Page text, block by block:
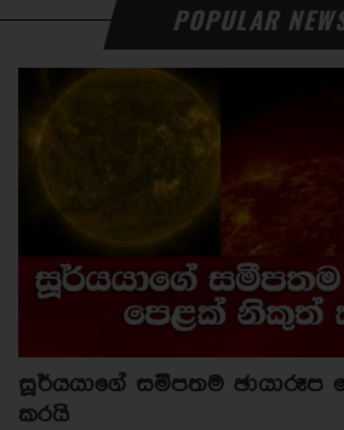
POPULAR
සූර්යයාගේ සමීපතම ඡායාරූප
කරයි